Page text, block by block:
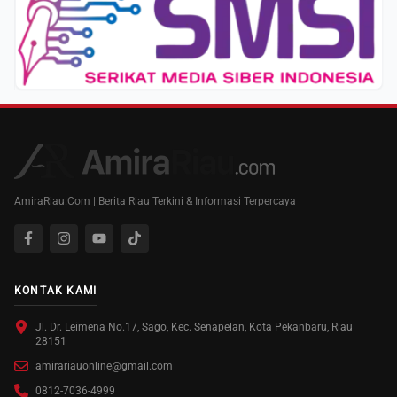
AmiraRiau.Com | Berita Riau Terkini & Informasi Terpercaya
KONTAK KAMI
Jl. Dr. Leimena No.17, Sago, Kec. Senapelan, Kota Pekanbaru, Riau
28151
amirariauonline@gmail.com
0812-7036-4999